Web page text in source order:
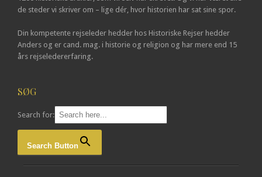
de steder vi skriver om – lige dér, hvor historien har sat sine spor.
Din kompetente rejseleder hedder hos Historiske Rejser hedder
Anders og er cand. mag. i historie og religion og har mere end 15
års rejseledererfaring.
SØG
Search for:
Search Button